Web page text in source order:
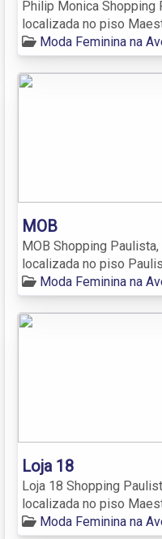
Philip Monica Shopping
localizada no piso
Moda Feminina na
MOB
MOB Shopping
localizada no piso
Moda Feminina na
Loja 18
Loja 18 Shopping
localizada no piso
Moda Feminina na